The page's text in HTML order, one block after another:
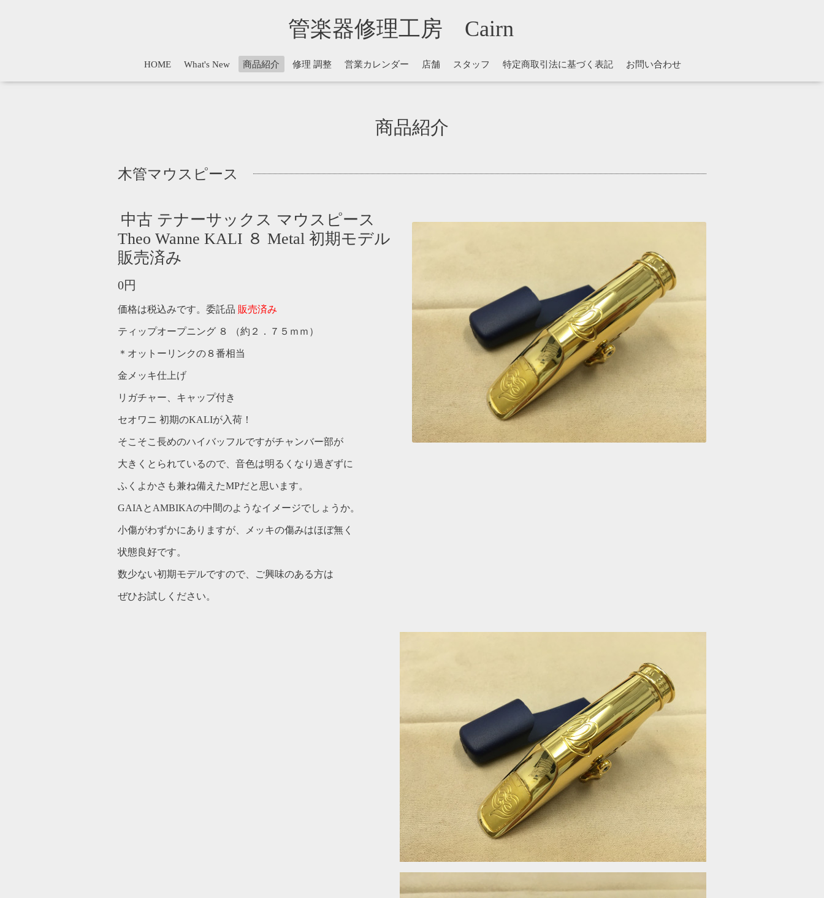
管楽器修理工房 Cairn
HOME What's New 商品紹介 修理 調整 営業カレンダー 店舗 スタッフ 特定商取引法に基づく表記 お問い合わせ
商品紹介
木管マウスピース
中古 テナーサックス マウスピース
Theo Wanne KALI ８ Metal 初期モデル
販売済み
0円
価格は税込みです。委託品 販売済み
ティップオープニング ８ （約２．７５ｍｍ）
＊オットーリンクの８番相当
金メッキ仕上げ
リガチャー、キャップ付き
セオワニ 初期のKALIが入荷！
そこそこ長めのハイバッフルですがチャンバー部が
大きくとられているので、音色は明るくなり過ぎずに
ふくよかさも兼ね備えたMPだと思います。
GAIAとAMBIKAの中間のようなイメージでしょうか。
小傷がわずかにありますが、メッキの傷みはほぼ無く
状態良好です。
数少ない初期モデルですので、ご興味のある方は
ぜひお試しください。